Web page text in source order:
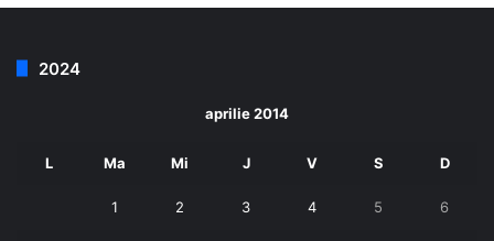
2024
aprilie 2014
L Ma Mi J V S D
1 2 3 4 5 6